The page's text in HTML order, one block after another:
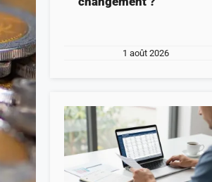
1 août 2026